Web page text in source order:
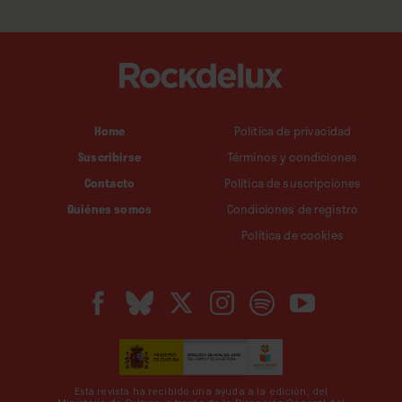
para tratar de armar los ritmos que recordaba haber
por FaceTime en
, saltando a alguna que otra
frase socorrida en inglés, Nídia cuenta que sigue
Home
Suscribirse
Contacto
Quiénes somos
Política de privacidad
Términos y condiciones
Política de suscripciones
Condiciones de registro
Política de cookies
Esta revista ha recibido una ayuda a la edición, del